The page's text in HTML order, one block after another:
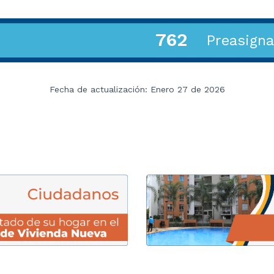
762
Fecha de actualización: Enero 27 de 2026